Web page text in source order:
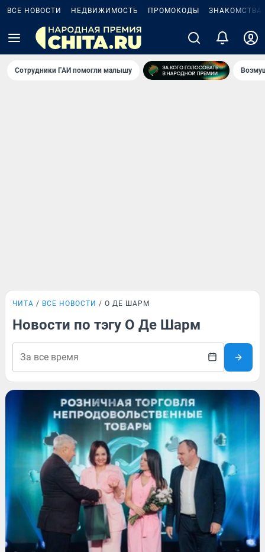
ВСЕ НОВОСТИ НЕДВИЖИМОСТЬ ПРОМОКОДЫ ЗНАКОМСТВА
Сотрудники ГАИ помогли малышу
ЧИТА ВСЕ НОВОСТИ О ДЕ ШАРМ
Новости по тэгу О Де Шарм